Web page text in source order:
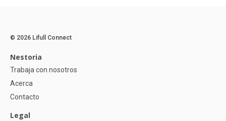
© 2026 Lifull Connect
Nestoria
Trabaja con nosotros
Acerca
Contacto
Legal